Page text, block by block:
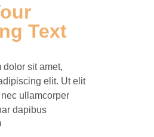
Text
dolor sit amet,
elit. Ut elit
ullamcorper
dapibus